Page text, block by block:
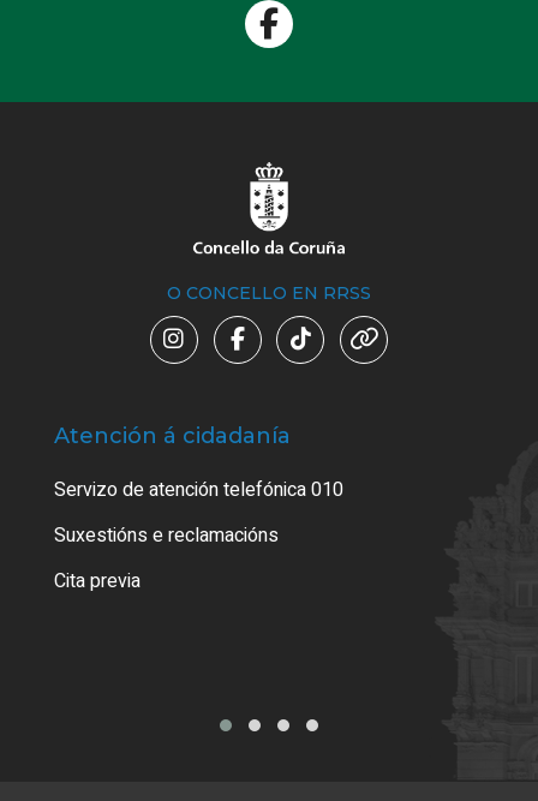
O CONCELLO EN RRSS
Atención á cidadanía
Servizo de atención telefónica 010
Suxestións e reclamacións
Cita previa